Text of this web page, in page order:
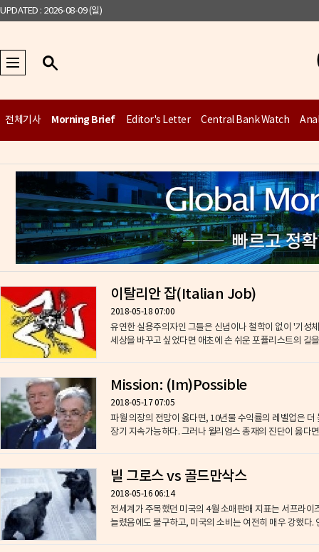
UPDATED : 2026-08-09 (일)
전체기사 Morning Brief Editor's Letter Central Bank Watch
이탈리안 잡(Italian Job)
2018-05-18 07:00
유연한 실용주의자인 그들은 신념이나 철학이 없이 '기성
세상을 바꾸고 싶었다면 애초에 손 쉬운 포퓰리스트의 길
Mission: (Im)Possible
2018-05-17 07:05
파월 의장의 전망이 옳다면, 10년물 수익률의 레벨업은
장기 지속가능하다. 그러나 윌리엄스 총재의 진단이 옳다
빌 그로스 vs 골드만삭스
2018-05-16 06:14
전세계가 주목했던 미국의 4월 소매판매 지표는 서프라
늘렸음에도 불구하고, 미국의 소비는 여전히 매우 강했다.